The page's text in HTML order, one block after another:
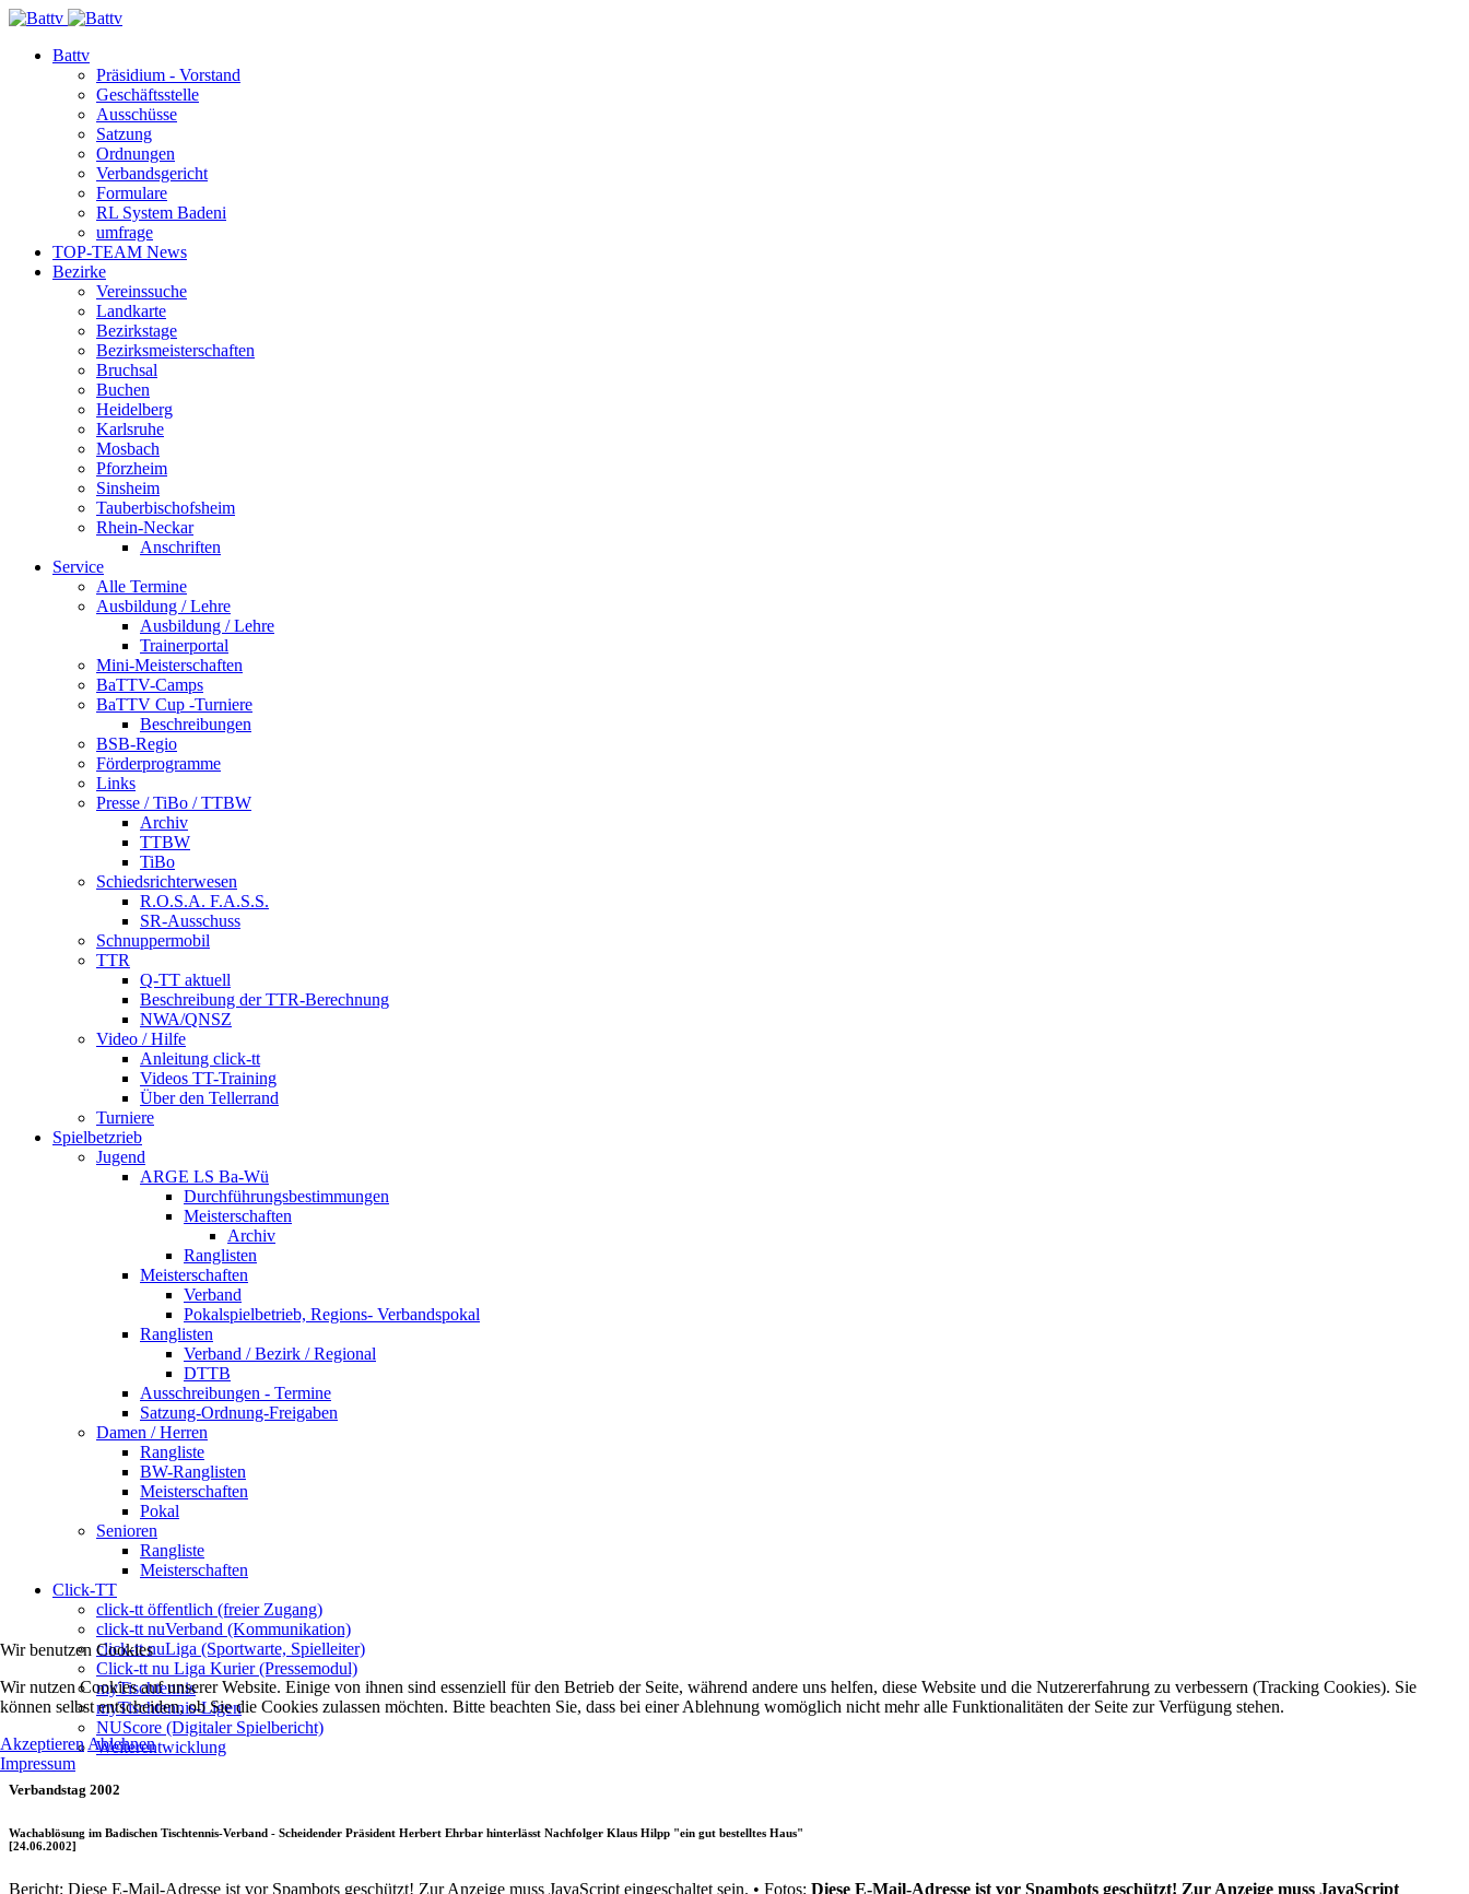
Battv
Präsidium - Vorstand
Geschäftsstelle
Ausschüsse
Satzung
Ordnungen
Verbandsgericht
Formulare
RL System Badeni
umfrage
TOP-TEAM News
Bezirke
Vereinssuche
Landkarte
Bezirkstage
Bezirksmeisterschaften
Bruchsal
Buchen
Heidelberg
Karlsruhe
Mosbach
Pforzheim
Sinsheim
Tauberbischofsheim
Rhein-Neckar
Anschriften
Service
Alle Termine
Ausbildung / Lehre
Ausbildung / Lehre
Trainerportal
Mini-Meisterschaften
BaTTV-Camps
BaTTV Cup -Turniere
Beschreibungen
BSB-Regio
Förderprogramme
Links
Presse / TiBo / TTBW
Archiv
TTBW
TiBo
Schiedsrichterwesen
R.O.S.A. F.A.S.S.
SR-Ausschuss
Schnuppermobil
TTR
Q-TT aktuell
Beschreibung der TTR-Berechnung
NWA/QNSZ
Video / Hilfe
Anleitung click-tt
Videos TT-Training
Über den Tellerrand
Turniere
Spielbetzrieb
Jugend
ARGE LS Ba-Wü
Durchführungsbestimmungen
Meisterschaften
Archiv
Ranglisten
Meisterschaften
Verband
Pokalspielbetrieb, Regions- Verbandspokal
Ranglisten
Verband / Bezirk / Regional
DTTB
Ausschreibungen - Termine
Satzung-Ordnung-Freigaben
Damen / Herren
Rangliste
BW-Ranglisten
Meisterschaften
Pokal
Senioren
Rangliste
Meisterschaften
Click-TT
click-tt öffentlich (freier Zugang)
click-tt nuVerband (Kommunikation)
click-tt nuLiga (Sportwarte, Spielleiter)
Click-tt nu Liga Kurier (Pressemodul)
myTischtennis
myTischtennis-Ligen
NUScore (Digitaler Spielbericht)
Weiterentwicklung
Verbandstag 2002
Wachablösung im Badischen Tischtennis-Verband - Scheidender Präsident Herbert Ehrbar hinterlässt Nachfolger Klaus Hilpp "ein gut bestelltes Haus"
[24.06.2002]
Bericht: Diese E-Mail-Adresse ist vor Spambots geschützt! Zur Anzeige muss JavaScript eingeschaltet sein. • Fotos: Diese E-Mail-Adresse ist vor Spambots geschützt! Zur Anzeige muss JavaScript
Wir benutzen Cookies
Wir nutzen Cookies auf unserer Website. Einige von ihnen sind essenziell für den Betrieb der Seite, während andere uns helfen, diese Website und die Nutzererfahrung zu verbessern (Tracking Cookies). Sie
können selbst entscheiden, ob Sie die Cookies zulassen möchten. Bitte beachten Sie, dass bei einer Ablehnung womöglich nicht mehr alle Funktionalitäten der Seite zur Verfügung stehen.
Akzeptieren Ablehnen
Impressum